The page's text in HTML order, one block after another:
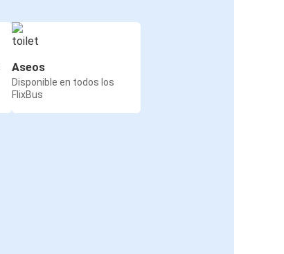
Aseos
Disponible en todos los
FlixBus